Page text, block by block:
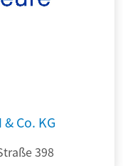
Co. KG
398